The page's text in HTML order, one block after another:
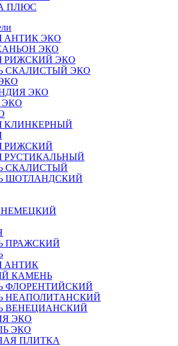
ПЛЮС
АНТИК ЭКО
ЭКО
РИЖСКИЙ ЭКО
СКАЛИСТЫЙ ЭКО
ЭКО
ЭКО
КЛИНКЕРНЫЙ
РИЖСКИЙ
РУСТИКАЛЬНЫЙ
СКАЛИСТЫЙ
ШОТЛАНДСКИЙ
НЕМЕЦКИЙ
ПРАЖСКИЙ
АНТИК
КАМЕНЬ
ФЛОРЕНТИЙСКИЙ
НЕАПОЛИТАНСКИЙ
ВЕНЕЦИАНСКИЙ
ЭКО
ЭКО
ПЛИТКА